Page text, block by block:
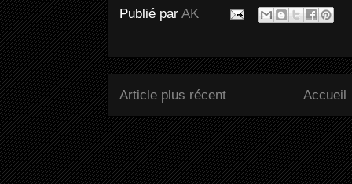
Publié par AK
Article plus récent Accueil